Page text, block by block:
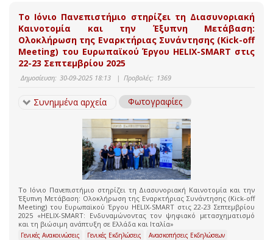
Το Ιόνιο Πανεπιστήμιο στηρίζει τη Διασυνοριακή
Καινοτομία και την Έξυπνη Μετάβαση:
Ολοκλήρωση της Εναρκτήριας Συνάντησης (Kick-off
Meeting) του Ευρωπαϊκού Έργου HELIX-SMART στις
22-23 Σεπτεμβρίου 2025
Δημοσίευση: 30-09-2025 18:13 | Προβολές: 1369
Συνημμένα αρχεία Φωτογραφίες
Το Ιόνιο Πανεπιστήμιο στηρίζει τη Διασυνοριακή Καινοτομία και την
Έξυπνη Μετάβαση: Ολοκλήρωση της Εναρκτήριας Συνάντησης (Kick-off
Meeting) του Ευρωπαϊκού Έργου HELIX-SMART στις 22-23 Σεπτεμβρίου
2025 «HELIX-SMART: Ενδυναμώνοντας τον ψηφιακό μετασχηματισμό
και τη βιώσιμη ανάπτυξη σε Ελλάδα και Ιταλία»
Γενικές Ανακοινώσεις Γενικές Εκδηλώσεις Ανασκοπήσεις Εκδηλώσεων